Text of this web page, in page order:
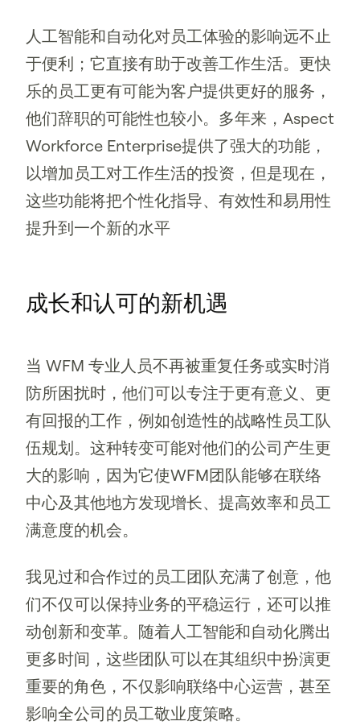
人工智能和自动化对员工体验的影响远不止
于便利；它直接有助于改善工作生活。更快
乐的员工更有可能为客户提供更好的服务，
他们辞职的可能性也较小。多年来，Aspect
Workforce Enterprise提供了强大的功能，
以增加员工对工作生活的投资，但是现在，
这些功能将把个性化指导、有效性和易用性
提升到一个新的水平
成长和认可的新机遇
当 WFM 专业人员不再被重复任务或实时消
防所困扰时，他们可以专注于更有意义、更
有回报的工作，例如创造性的战略性员工队
伍规划。这种转变可能对他们的公司产生更
大的影响，因为它使WFM团队能够在联络
中心及其他地方发现增长、提高效率和员工
满意度的机会。
我见过和合作过的员工团队充满了创意，他
们不仅可以保持业务的平稳运行，还可以推
动创新和变革。随着人工智能和自动化腾出
更多时间，这些团队可以在其组织中扮演更
重要的角色，不仅影响联络中心运营，甚至
影响全公司的员工敬业度策略。